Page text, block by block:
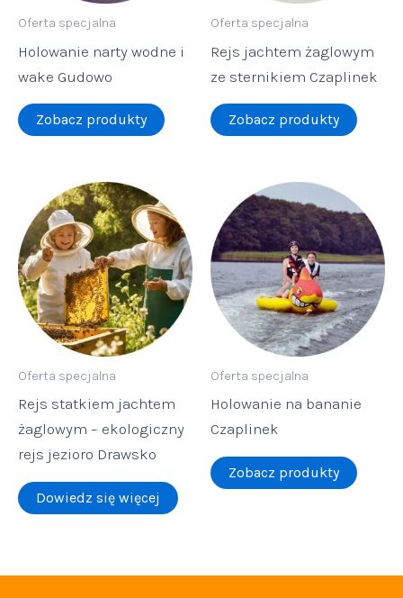
Oferta specjalna
Holowanie narty wodne i
wake Gudowo
Zobacz produkty
Oferta specjalna
Rejs jachtem żaglowym
ze sternikiem Czaplinek
Zobacz produkty
Oferta specjalna
Rejs statkiem jachtem
żaglowym – ekologiczny
rejs jezioro Drawsko
Dowiedz się więcej
Oferta specjalna
Holowanie na bananie
Czaplinek
Zobacz produkty